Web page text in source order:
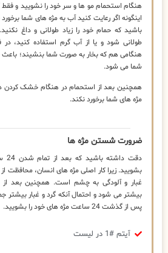
هنگام استحمام مو ها و سر خود را نشویید و فقط
اینگونه اگر رعایت کنید آب به مژه های شما
باشید که حمام خود را زیاد طولانی و داغ
طولانی شود و یا از آب گرم استفاده کنید،
هنگامی هم که بخار به صورت شما بنشیند؛
شما می شود.
همچنین بعد از استحمام در هنگام خشک کردن
مژه های شما برخورد نکند.
ضرورت شستن مژه ها
بشویید. زیرا کار اصلی مژه های انسان، محافظت
غبار و آلودگی به چشم است. همچنین بعد از
بیشتر می شود و احتمال آنکه گرد و غبار
پس از گذشت 24 ساعت مژه های خود را بشویید.
آیتم #1 در لیست